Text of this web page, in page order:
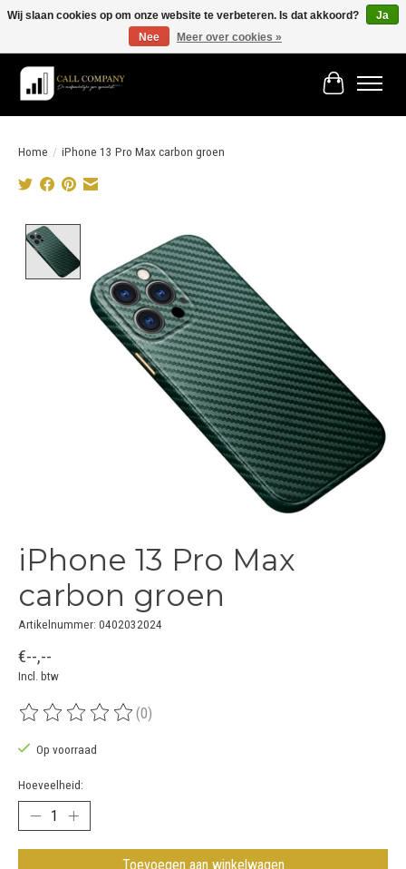
Vóór 19:00 besteld morgen in huis!
Winkelwagen
Home / iPhone 13 Pro Max carbon groen
Product image slideshow Items
iPhone 13 Pro Max
carbon groen
Artikelnummer: 0402032024
€--,--
Incl. btw
De beoordeling van dit product is
(0)
Op voorraad
Hoeveelheid:
Toevoegen aan winkelwagen
Wij slaan cookies op om onze website te verbeteren. Is dat akkoord?
Ja
Nee
Meer over cookies »